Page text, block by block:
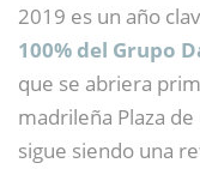
2019 es un año
100% del Grupo
que se abriera
madrileña Plaza
sigue siendo una